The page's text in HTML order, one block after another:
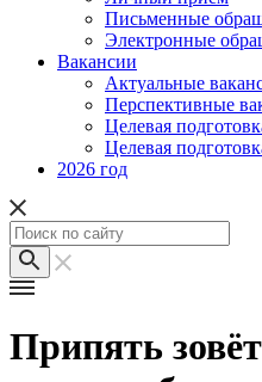
Письменные
Электронные
Вакансии
Актуальные
Перспективные
Целевая
Целевая
2026 год
Припять